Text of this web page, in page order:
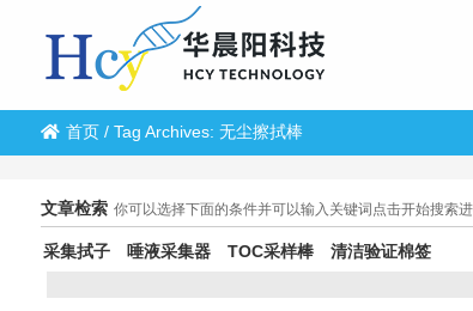
首页/ Tag Archives: 无尘擦拭棒
文章检索 你可以选择下面的条件并可以输入关键词点击开始搜索
采集拭子 唾液采集器 TOC采样棒 清洁验证棉签